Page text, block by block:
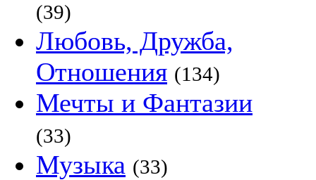
(39)
Любовь, Дружба,
Отношения (134)
Мечты и Фантазии
(33)
Музыка (33)